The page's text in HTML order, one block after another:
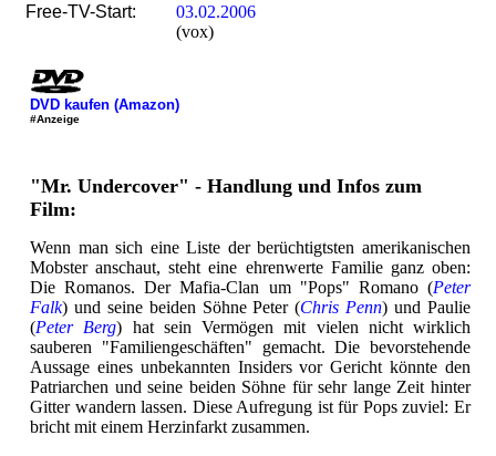
Free-TV-Start:
03.02.2006
(vox)
DVD kaufen (Amazon)
#Anzeige
"Mr. Undercover" - Handlung und Infos zum
Film:
Wenn man sich eine Liste der berüchtigtsten amerikanischen
Mobster anschaut, steht eine ehrenwerte Familie ganz oben:
Die Romanos. Der Mafia-Clan um "Pops" Romano (Peter
Falk) und seine beiden Söhne Peter (Chris Penn) und Paulie
(Peter Berg) hat sein Vermögen mit vielen nicht wirklich
sauberen "Familiengeschäften" gemacht. Die bevorstehende
Aussage eines unbekannten Insiders vor Gericht könnte den
Patriarchen und seine beiden Söhne für sehr lange Zeit hinter
Gitter wandern lassen. Diese Aufregung ist für Pops zuviel: Er
bricht mit einem Herzinfarkt zusammen.